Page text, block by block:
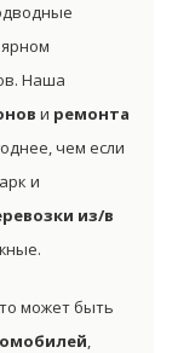
Наша
и ремонта
чем если
и
из/в
может быть
,